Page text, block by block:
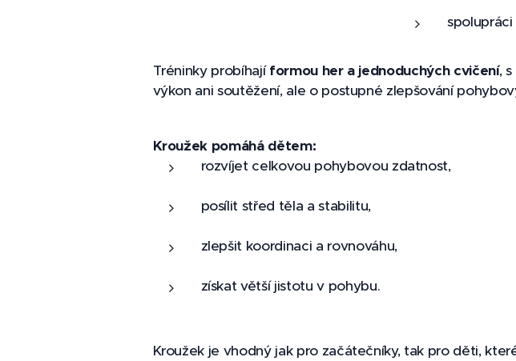
Tréninky probíhajíformou her a jednoduchých cvičení,
výkon ani soutěžení, ale o postupné zlepšování
Kroužek pomáhá dětem:
rozvíjet celkovou pohybovou zdatnost,
posílit střed těla a stabilitu,
zlepšit koordinaci a rovnováhu,
získat větší jistotu v pohybu.
Kroužek je vhodný jak pro začátečníky, tak pro děti,